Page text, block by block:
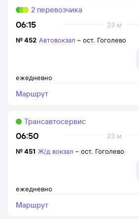
06:15 23 м
2 перевозчика
ежедневно
№452 Автовокзал – ост. Гоголево
Маршрут
06:50 23 м
Трансавтосервис
ежедневно
№451 Ж/д вокзал – ост. Гоголево
Маршрут